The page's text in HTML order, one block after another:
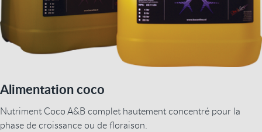
Alimentation coco
Nutriment Coco A&B complet hautement concentré pour la
phase de croissance ou de floraison.